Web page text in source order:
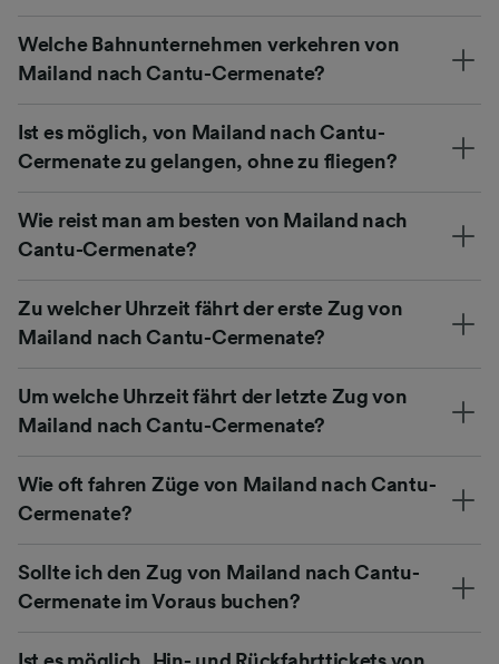
Welche Bahnunternehmen verkehren von
Mailand nach Cantu-Cermenate?
Ist es möglich, von Mailand nach Cantu-
Cermenate zu gelangen, ohne zu fliegen?
Wie reist man am besten von Mailand nach
Cantu-Cermenate?
Zu welcher Uhrzeit fährt der erste Zug von
Mailand nach Cantu-Cermenate?
Um welche Uhrzeit fährt der letzte Zug von
Mailand nach Cantu-Cermenate?
Wie oft fahren Züge von Mailand nach Cantu-
Cermenate?
Sollte ich den Zug von Mailand nach Cantu-
Cermenate im Voraus buchen?